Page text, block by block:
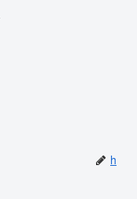
h